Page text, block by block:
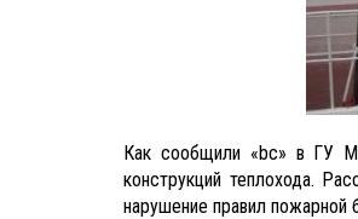
Как сообщили «bc» в ГУ
конструкций теплохода.
нарушение правил пожарной